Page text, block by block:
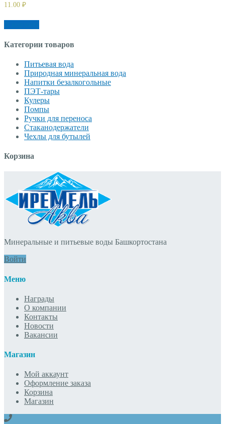
11.00 ₽
Категории товаров
Питьевая вода
Природная минеральная вода
Напитки безалкогольные
ПЭТ-тары
Кулеры
Помпы
Ручки для переноса
Стаканодержатели
Чехлы для бутылей
Корзина
Минеральные и питьевые воды Башкортостана
Войти
Меню
Награды
О компании
Контакты
Новости
Вакансии
Магазин
Мой аккаунт
Оформление заказа
Корзина
Магазин